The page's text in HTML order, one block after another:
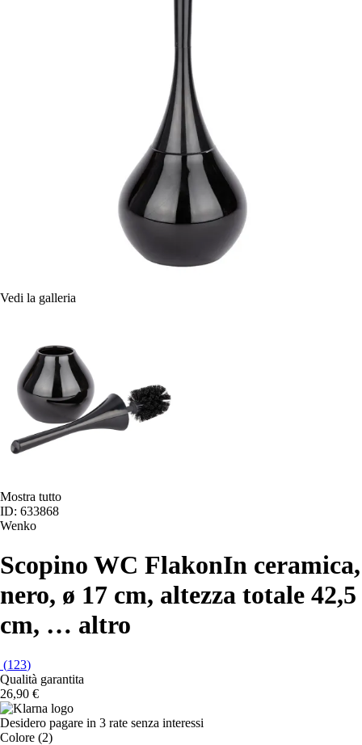
Vedi la galleria
Mostra tutto
ID: 633868
Wenko
Scopino WC FlakonIn ceramica,
nero, ø 17 cm, altezza totale 42,5
cm, … altro
(123)
Qualità garantita
26,90 €
Desidero pagare in 3 rate senza interessi
Colore (2)